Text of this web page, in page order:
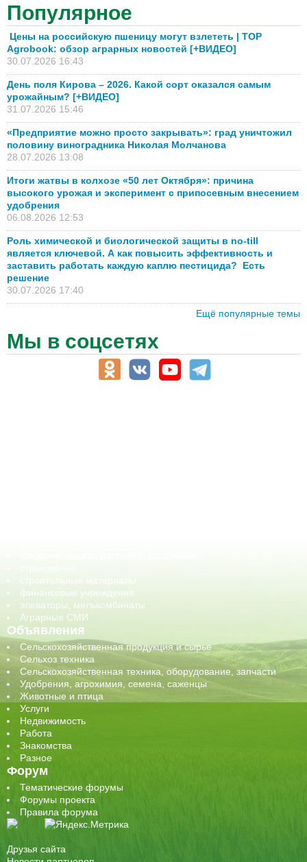
Популярное
Цены на российскую пшеницу могут взлететь | TOP
Agrobook: обзор аграрных новостей [+ВИДЕО]
30.07.2026 16:43
День поля Кирова – 2026. Какой сорт оказался самым
урожайным? [+ВИДЕО]
31.07.2026 15:46
«Предприятие можно просто закрывать»: град уничтожил
половину виноградника Николая Молчанова
28.07.2026 13:08
Итоги жатвы в колхозе «50 лет Октября»: причина
высокого урожая и эксперимент с припосевным внесением
удобрения
06.08.2026 12:53
Роль химической и биологической защиты в no-till
является ключевой. А как повысить эффективность и
заставить работать каждую каплю пестицида? Есть
решение
30.07.2026 17:40
Ещё популярные темы
Мы в соцсетях
строительные материалы
финансовые учреждения
элеваторы, мелькомбинаты
Аграрные СМИ
Объявления
Сельскохозяйственная продукция и сырье
Сельхоз техника
Сельскохозяйственная техника, оборудование, запчасти
Удобрения, агрохимия, семена, саженцы
Животные и птица
Услуги
Недвижимость
Работа
Знакомства
Разное
Форум
Тематические форумы
Форумы проекта
Правила форума
Друзья сайта